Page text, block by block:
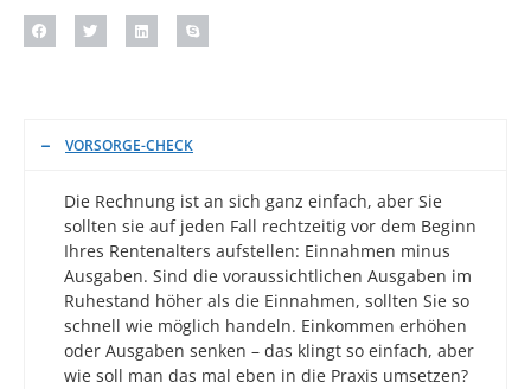
VORSORGE-CHECK
Die Rechnung ist an sich ganz einfach, aber Sie
sollten sie auf jeden Fall rechtzeitig vor dem Beginn
Ihres Rentenalters aufstellen: Einnahmen minus
Ausgaben. Sind die voraussichtlichen Ausgaben im
Ruhestand höher als die Einnahmen, sollten Sie so
schnell wie möglich handeln. Einkommen erhöhen
oder Ausgaben senken – das klingt so einfach, aber
wie soll man das mal eben in die Praxis umsetzen?